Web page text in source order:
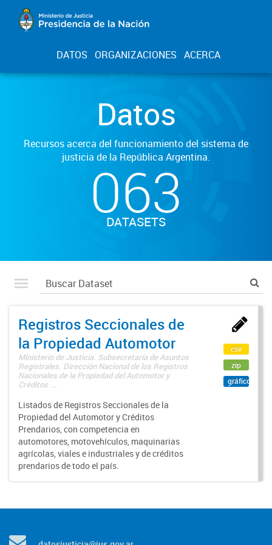
DATOS ORGANIZACIONES ACERCA
Datos
Recursos acerca del funcionamiento del sistema de
justicia de la República Argentina.
063
DATASETS
Registros Seccionales de
la Propiedad Automotor
Ministerio de Justicia. Subsecretaría de Asuntos
Registrales. Dirección Nacional de los Registros
Nacionales de la Propiedad del Automotor y
Créditos ...
Listados de Registros Seccionales de la
Propiedad del Automotor y Créditos
Prendarios, con competencia en
automotores, motovehículos, maquinarias
agrícolas, viales e industriales y de créditos
prendarios de todo el país.
csv
zip
gráfico